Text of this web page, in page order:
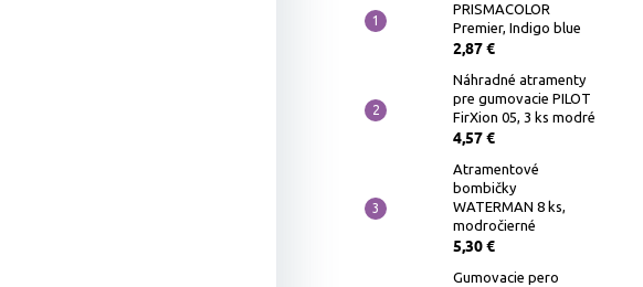
PRISMACOLOR
Premier, Indigo blue
2,87 €
Náhradné atramenty
pre gumovacie PILOT
FirXion 05, 3 ks modré
4,57 €
Atramentové
bombičky
WATERMAN 8 ks,
modročierné
5,30 €
Gumovacie pero